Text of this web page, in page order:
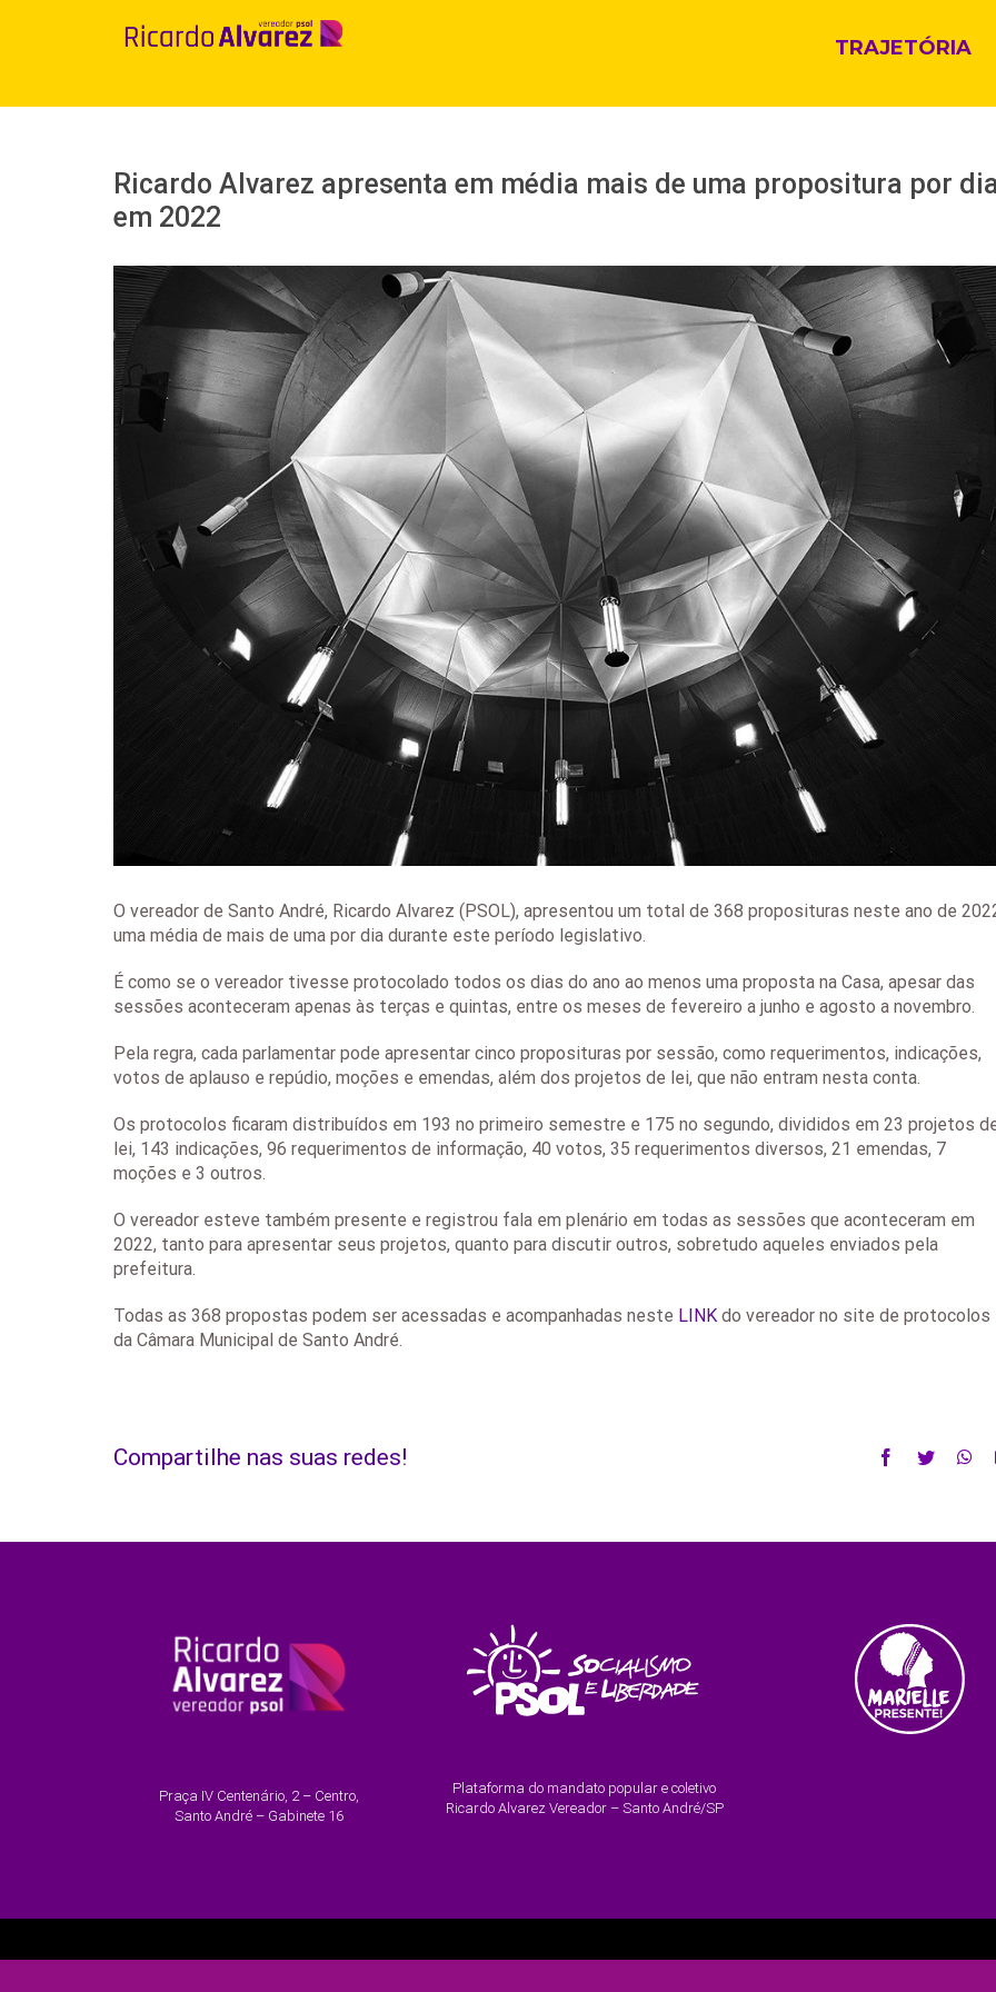
TRAJETÓRIA
Ricardo Alvarez apresenta em média mais de uma propositura por
em 2022
View
Larger
Image
O vereador de Santo André, Ricardo Alvarez (PSOL), apresentou um total de 368 proposituras neste ano de
uma média de mais de uma por dia durante este período legislativo.
É como se o vereador tivesse protocolado todos os dias do ano ao menos uma proposta na Casa, apesar das
sessões aconteceram apenas às terças e quintas, entre os meses de fevereiro a junho e agosto a novembro.
Pela regra, cada parlamentar pode apresentar cinco proposituras por sessão, como requerimentos, indicações,
votos de aplauso e repúdio, moções e emendas, além dos projetos de lei, que não entram nesta conta.
Os protocolos ficaram distribuídos em 193 no primeiro semestre e 175 no segundo, divididos em 23 projetos
lei, 143 indicações, 96 requerimentos de informação, 40 votos, 35 requerimentos diversos, 21 emendas, 7
moções e 3 outros.
O vereador esteve também presente e registrou fala em plenário em todas as sessões que aconteceram em
2022, tanto para apresentar seus projetos, quanto para discutir outros, sobretudo aqueles enviados pela
prefeitura.
Todas as 368 propostas podem ser acessadas e acompanhadas neste LINK do vereador no site de protocolos
da Câmara Municipal de Santo André.
Compartilhe nas suas redes! Facebook
Twitter
Praça IV Centenário, 2 – Centro,
Santo André – Gabinete 16
Plataforma do mandato popular e coletivo
Ricardo Alvarez Vereador – Santo André/SP